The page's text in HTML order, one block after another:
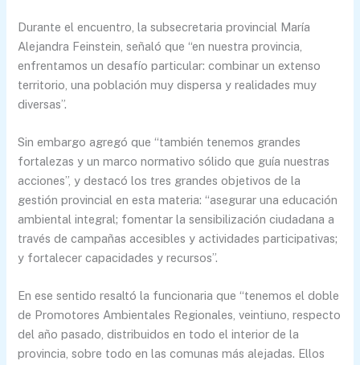
Durante el encuentro, la subsecretaria provincial María
Alejandra Feinstein, señaló que “en nuestra provincia,
enfrentamos un desafío particular: combinar un extenso
territorio, una población muy dispersa y realidades muy
diversas”.
Sin embargo agregó que “también tenemos grandes
fortalezas y un marco normativo sólido que guía nuestras
acciones”, y destacó los tres grandes objetivos de la
gestión provincial en esta materia: “asegurar una educación
ambiental integral; fomentar la sensibilización ciudadana a
través de campañas accesibles y actividades participativas;
y fortalecer capacidades y recursos”.
En ese sentido resaltó la funcionaria que “tenemos el doble
de Promotores Ambientales Regionales, veintiuno, respecto
del año pasado, distribuidos en todo el interior de la
provincia, sobre todo en las comunas más alejadas. Ellos